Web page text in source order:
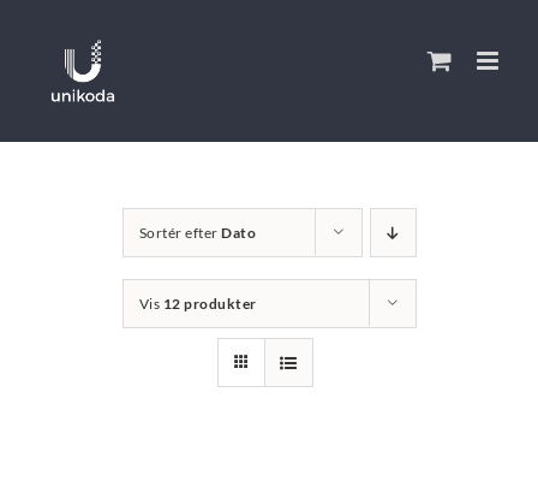
Sortér efter Dato
Vis 12 produkter